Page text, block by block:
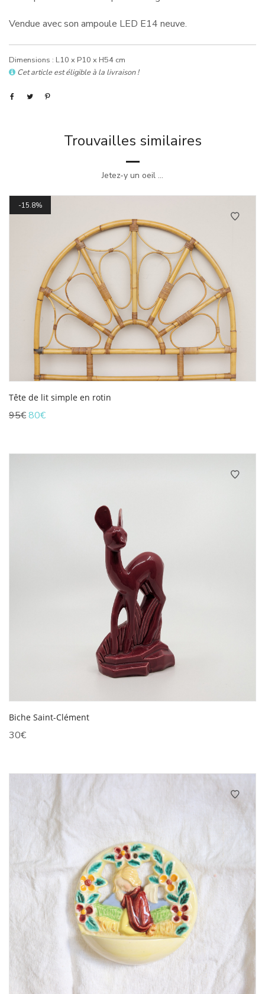
Vendue avec son ampoule LED E14 neuve.
Dimensions : L10 x P10 x H54 cm
Cet article est éligible à la livraison !
Trouvailles similaires
Jetez-y un oeil ...
15.8%
Tête de lit simple en rotin
95€Le
était :
80€Le
est :
Biche Saint-Clément
30€